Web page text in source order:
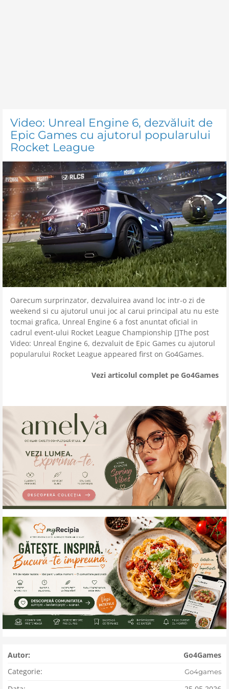
Video: Unreal Engine 6, dezvăluit de
Epic Games cu ajutorul popularului
Rocket League
Oarecum surprinzator, dezvaluirea avand loc intr-o zi de
weekend si cu ajutorul unui joc al carui principal atu nu este
tocmai grafica, Unreal Engine 6 a fost anuntat oficial in
cadrul event-ului Rocket League Championship []The post
Video: Unreal Engine 6, dezvaluit de Epic Games cu ajutorul
popularului Rocket League appeared first on Go4Games.
Vezi articolul complet pe Go4Games
Autor:
Go4Games
Categorie:
Go4games